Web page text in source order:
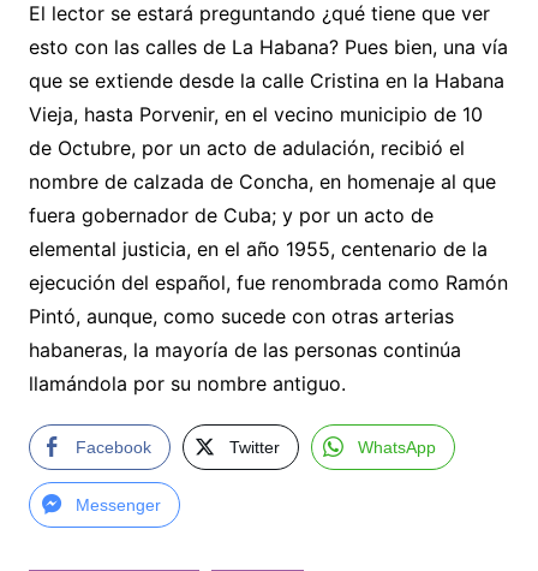
El lector se estará preguntando ¿qué tiene que ver
esto con las calles de La Habana? Pues bien, una vía
que se extiende desde la calle Cristina en la Habana
Vieja, hasta Porvenir, en el vecino municipio de 10
de Octubre, por un acto de adulación, recibió el
nombre de calzada de Concha, en homenaje al que
fuera gobernador de Cuba; y por un acto de
elemental justicia, en el año 1955, centenario de la
ejecución del español, fue renombrada como Ramón
Pintó, aunque, como sucede con otras arterias
habaneras, la mayoría de las personas continúa
llamándola por su nombre antiguo.
Facebook Twitter WhatsApp
Messenger